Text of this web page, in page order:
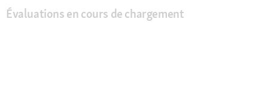
Évaluations en cours de chargement